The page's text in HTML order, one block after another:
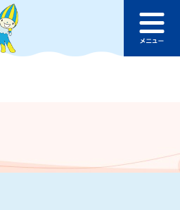
ページの本文へ
ュ